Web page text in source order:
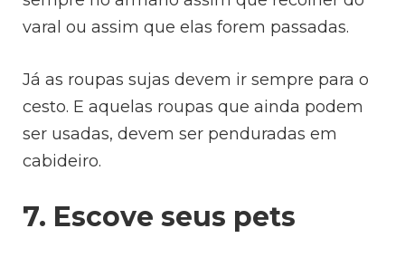
varal ou assim que elas forem passadas.
Já as roupas sujas devem ir sempre para o
cesto. E aquelas roupas que ainda podem
ser usadas, devem ser penduradas em
cabideiro.
7. Escove seus pets